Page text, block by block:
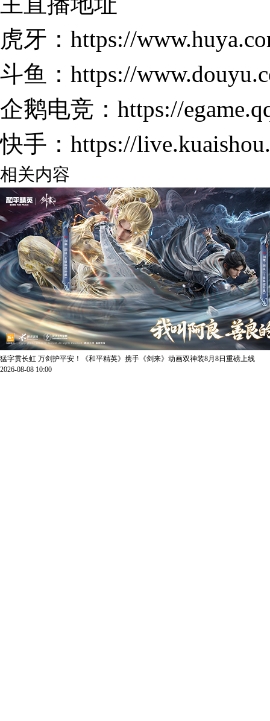
虎牙：https://
斗鱼：https://
企鹅电竞：https://
快手：https://
相关内容
猛字贯长虹 万剑护平安！《和平精英》携手《剑来》动画双神装8月8日重磅上线
2026-08-08 10:00